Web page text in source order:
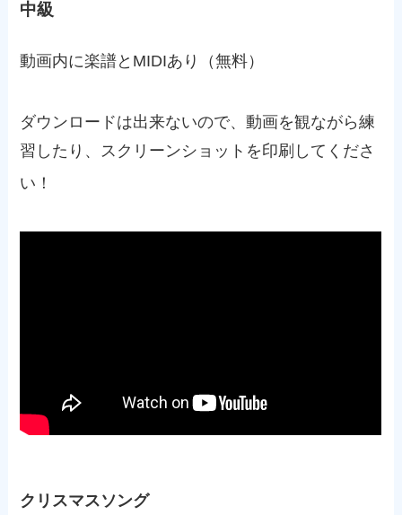
中級
動画内に楽譜とMIDIあり（無料）
ダウンロードは出来ないので、動画を観ながら練
習したり、スクリーンショットを印刷してくださ
い！
クリスマスソング